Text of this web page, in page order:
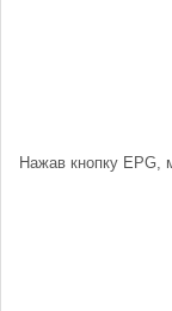
Нажав кнопку EPG,